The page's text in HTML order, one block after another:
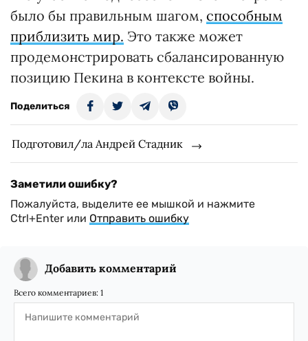
было бы правильным шагом, способным
приблизить мир. Это также может
продемонстрировать сбалансированную
позицию Пекина в контексте войны.
Поделиться
Подготовил/ла Андрей Стадник
Заметили ошибку?
Пожалуйста, выделите ее мышкой и нажмите
Ctrl+Enter или Отправить ошибку
Добавить комментарий
Всего комментариев: 1